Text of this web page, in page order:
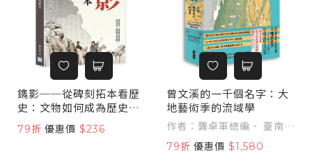
鐫影──從碑刻拓本看歷
史：文物如何成為歷史的
載體，在歲月流轉中保存
文明的記憶與時代的痕
79折 優惠價 $236
曾文溪的一千個名字：大
地藝術季的流域學
作者：龔卓軍總編、 臺南藝
術公社
79折 優惠價 $1,580